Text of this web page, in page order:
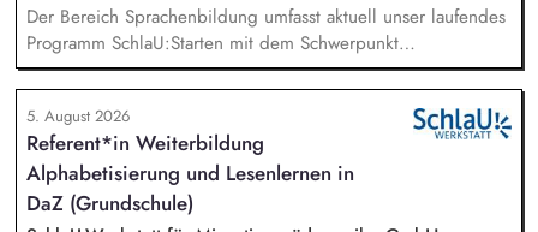
Der Bereich Sprachenbildung umfasst aktuell unser laufendes
Programm SchlaU:Starten mit dem Schwerpunkt
"Alphabetisierung in DaZ für die Grundschule" sowie
zukünftig weitere auf Unterrichtsmaterial bezogene Projekte
mit den Schwerpunkten sprachensensibles und
rassismuskritisches Deutschlernen von der Grundschule bis in
die Berufliche Bildung. Der Bereich Sprachenbildung
entwickelt in seinen Projekten dazu zielgruppengerechte und
5. August 2026
Referent*in Weiterbildung
Alphabetisierung und Lesenlernen in
DaZ (Grundschule)